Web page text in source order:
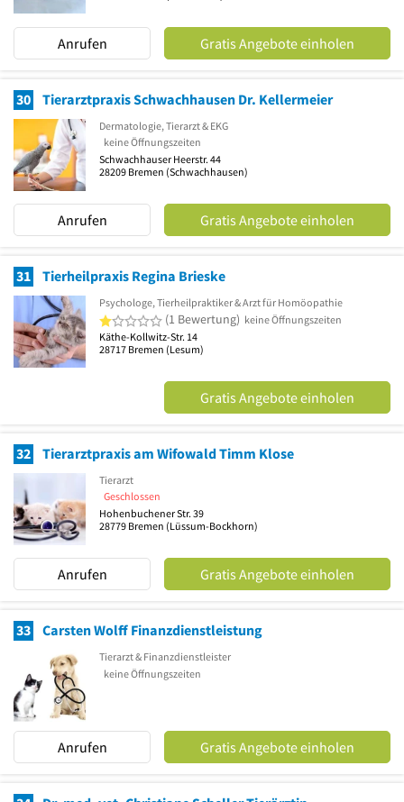
Anrufen Gratis Angebote einholen
30 Tierarztpraxis Schwachhausen Dr. Kellermeier
Dermatologie, Tierarzt & EKG
keine Öffnungszeiten
Schwachhauser Heerstr. 44
28209 Bremen (Schwachhausen)
Anrufen Gratis Angebote einholen
31 Tierheilpraxis Regina Brieske
Psychologe, Tierheilpraktiker & Arzt für Homöopathie
1 von 5 Sternen
(1 Bewertung) keine Öffnungszeiten
Käthe-Kollwitz-Str. 14
28717 Bremen (Lesum)
Gratis Angebote einholen
32 Tierarztpraxis am Wifowald Timm Klose
Tierarzt
Geschlossen
Hohenbuchener Str. 39
28779 Bremen (Lüssum-Bockhorn)
Anrufen Gratis Angebote einholen
33 Carsten Wolff Finanzdienstleistung
Tierarzt & Finanzdienstleister
keine Öffnungszeiten
Anrufen Gratis Angebote einholen